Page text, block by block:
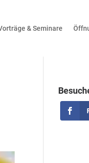
& Seminare